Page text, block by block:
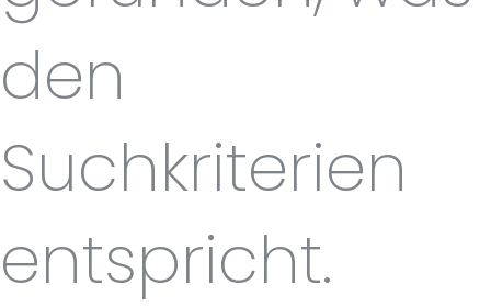
den
Suchkriterien
entspricht.